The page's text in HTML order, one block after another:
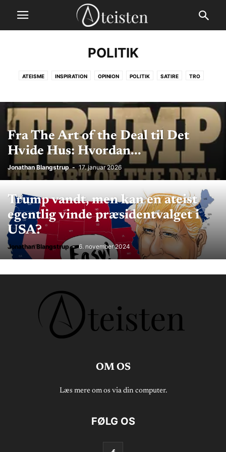
POLITIK
ATEISME INSPIRATION OPINION POLITIK SATIRE TRO
Fra The Art of the Deal til Det
Hvide Hus: Hvordan...
Jonathan Blangstrup - 17. januar 2026
Trump vandt, men kan en ateist
egentlig vinde præsidentvalget i
USA?
Jonathan Blangstrup - 6. november 2024
OM OS
Læs mere om os via din computer.
FØLG OS